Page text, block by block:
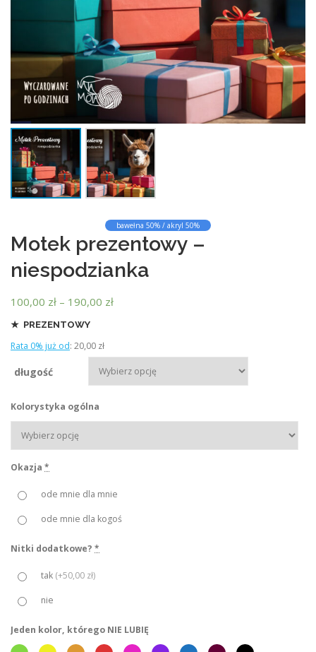
bawełna 50% / akryl 50%
Motek prezentowy –
niespodzianka
100,00 zł – 190,00 złZ
r
e
n
1
★ PREZENTOWY
Rata 0% już od: 20,00 zł
długość
Kolorystyka ogólna
Okazja *
ode mnie dla mnie
ode mnie dla kogoś
Nitki dodatkowe? *
tak (+50,00 zł)
nie
Jeden kolor, którego NIE LUBIĘ